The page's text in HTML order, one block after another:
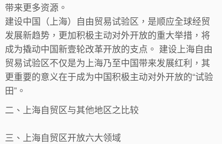
带来更多资源。
建设中国（上海）自由贸易试验区，是顺应全球经贸
发展新趋势，更加积极主动对外开放的重大举措，将
成为撬动中国新壹轮改革开放的支点。 建设上海自由
贸易试验区不仅是为上海乃至中国带来发展红利，其
更重要的意义在于成为中国积极主动对外开放的“试验
田”。
二、上海自贸区与其他地区之比较
三、上海自贸区开放六大领域